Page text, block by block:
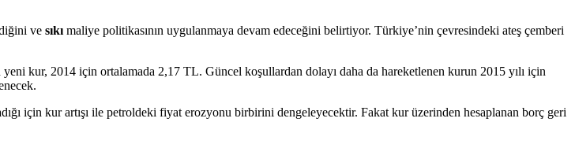
ve sıkı maliye politikasının uygulanmaya devam edeceğini belirtiyor. Türkiye’nin çevresindeki ateş çemberi
kur, 2014 için ortalamada 2,17 TL. Güncel koşullardan dolayı daha da hareketlenen kurun 2015 yılı için
için kur artışı ile petroldeki fiyat erozyonu birbirini dengeleyecektir. Fakat kur üzerinden hesaplanan borç geri